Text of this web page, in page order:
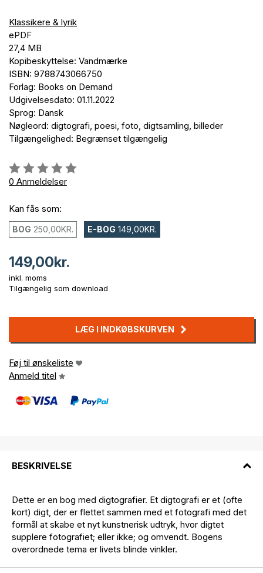
Klassikere & lyrik
ePDF
27,4 MB
Kopibeskyttelse: Vandmærke
ISBN: 9788743066750
Forlag: Books on Demand
Udgivelsesdato: 01.11.2022
Sprog: Dansk
Nøgleord: digtografi, poesi, foto, digtsamling, billeder
Tilgængelighed: Begrænset tilgængelig
Anmeldelse::
0%
0 Anmeldelser
Kan fås som:
BOG 250,00KR. E-BOG 149,00KR.
149,00kr.
inkl. moms
Tilgængelig som download
LÆG I INDKØBSKURVEN
Føj til ønskeliste
Anmeld titel
BESKRIVELSE
Dette er en bog med digtografier. Et digtografi er et (ofte
kort) digt, der er flettet sammen med et fotografi med det
formål at skabe et nyt kunstnerisk udtryk, hvor digtet
supplere fotografiet; eller ikke; og omvendt. Bogens
overordnede tema er livets blinde vinkler.